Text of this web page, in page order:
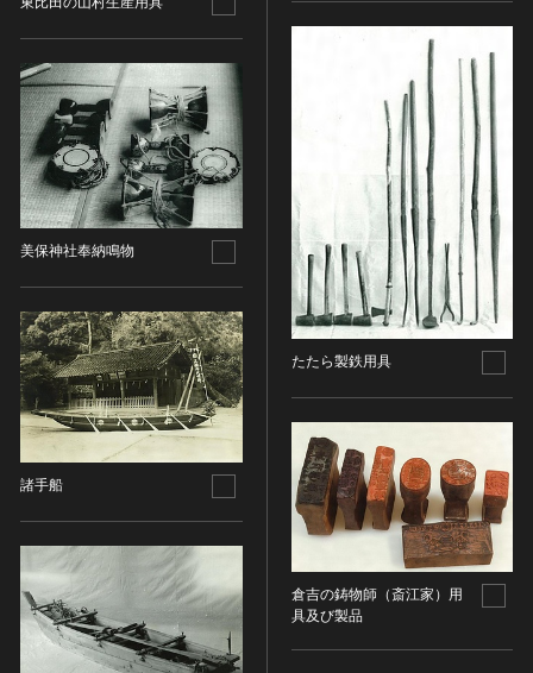
美保神社奉納鳴物
諸手船
たたら製鉄用具
倉吉の鋳物師（斎江家）用
具及び製品
原三国・朝鮮三国 [朝鮮半島]
高麗 [朝鮮半島]
朝鮮 [朝鮮半島]
近現代 [朝鮮半島]
旧石器 [中国]
新石器 [中国]
夏 [中国]
周 [中国]
春秋時代 [中国]
戦国時代 [中国]
秦 [中国]
漢 [中国]
五胡十六国 [中国]
南北朝（六朝） [中国]
隋 [中国]
唐 [中国]
木像
金属像
石像
石膏像
その他
工芸品
金工
漆工
陶磁
ガラス
その他
その他の美術
考古資料
石器・石製品類
土器・土製品類
記録作成等の措置を講ずべき無形の民俗文化財
史跡
名勝
天然記念物
特別史跡
特別名勝
特別天然記念物
重要文化的景観
選定保存技術
未指定
有形文化財(建造物)
有形文化財(美術工芸品)
無形文化財
民俗文化財(有形民俗文化財)
記念物(史跡)
記念物(名勝)
記念物(天然記念物)
伝統的建造物群保存地区
CC BY-NC（表示—非営利）
CC BY-NC-SA（表示—非営利—継承）
CC BY-NC-ND（表示—非営利—改変禁止）
IN COPYRIGHT（著作権あり）
IN COPYRIGHT - EU ORPHAN WORK（著作権あり-
EU孤児著作物）
IN COPYRIGHT - EDUCATIONAL USE
PERMITTED（著作権あり-教育目的の利用可）
IN COPYRIGHT - NONCOMMERCIAL USE
PERMITTED（著作権あり-非営利目的の利用可）
IN COPYRIGHT - RIGHTSHOLDER(S) UNLOCATABLE
OR UNIDENTIFIABLE（著作権あり-著作権者不明）
NO COPYRIGHT - CONTRACTUAL
RESTRICTIONS（著作権なし-契約による制限あり）
NO COPYRIGHT - NONCOMMERCIAL USE ONLY（著
作権なし-非営利目的のみ利用可）
NO COPYRIGHT - OTHER KNOWN LEGAL
RESTRICTIONS（著作権なし-他の法的制限あり）
NO COPYRIGHT - UNITED STATES（著作権なし-米国
の法律上）
20件で表示
連想検索
連想検索する
20件で表示
入力情報をクリア